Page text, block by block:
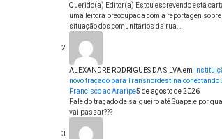
Querido(a) Editor(a) Estou escrevendo está
uma leitora preocupada com a reportagen sobre
situação dos comunitários da rua…
ALEXANDRE RODRIGUES DA SILVAem
novo traçado para Transnordestina conectando
Francisco ao Araripe5 de agosto de 2026
Fale do traçado de salgueiro até Suape.e por
vai passar???